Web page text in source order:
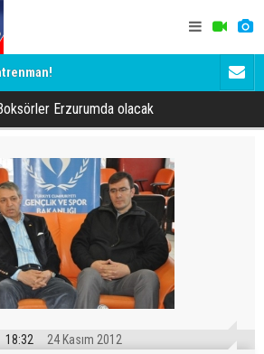
Kaptan
Erzurumda olacak
18:32 24 Kasım 2012